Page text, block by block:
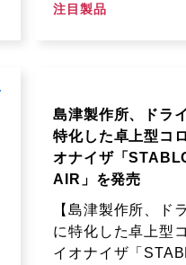
注目製品
島津製作所、ドラ
特化した卓上型コ
オナイザ「
AIR」を発売
【島津製作所、ド
に特化した卓上型
イオナイザ「